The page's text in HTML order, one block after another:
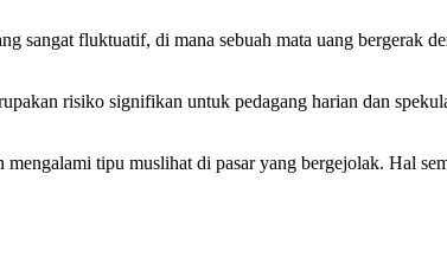
fluktuatif, di mana sebuah mata uang bergerak
risiko signifikan untuk pedagang harian dan
tipu muslihat di pasar yang bergejolak. Hal